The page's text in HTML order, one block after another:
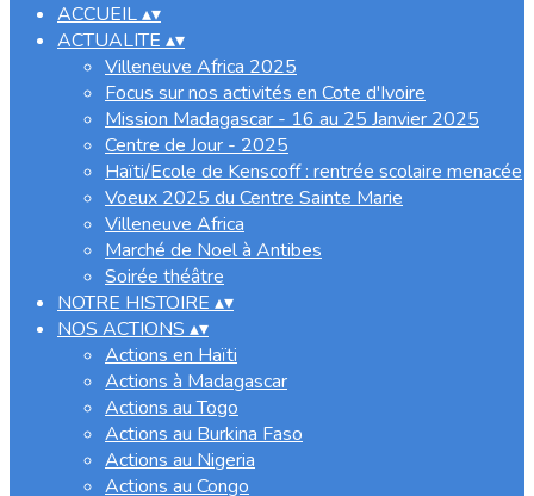
ACCUEIL▴▾
ACTUALITE ▴▾
Villeneuve Africa 2025
Focus sur nos activités en Cote d'Ivoire
Mission Madagascar - 16 au 25 Janvier 2025
Centre de Jour - 2025
Haïti/Ecole de Kenscoff : rentrée scolaire menacée
Voeux 2025 du Centre Sainte Marie
Villeneuve Africa
Marché de Noel à Antibes
Soirée théâtre
NOTRE HISTOIRE ▴▾
NOS ACTIONS ▴▾
Actions en Haïti
Actions à Madagascar
Actions au Togo
Actions au Burkina Faso
Actions au Nigeria
Actions au Congo